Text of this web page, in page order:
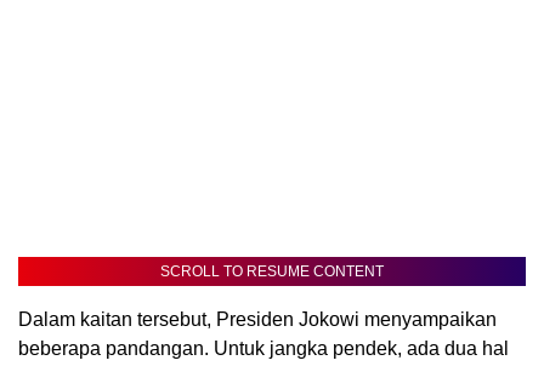
SCROLL TO RESUME CONTENT
Dalam kaitan tersebut, Presiden Jokowi menyampaikan
beberapa pandangan. Untuk jangka pendek, ada dua hal